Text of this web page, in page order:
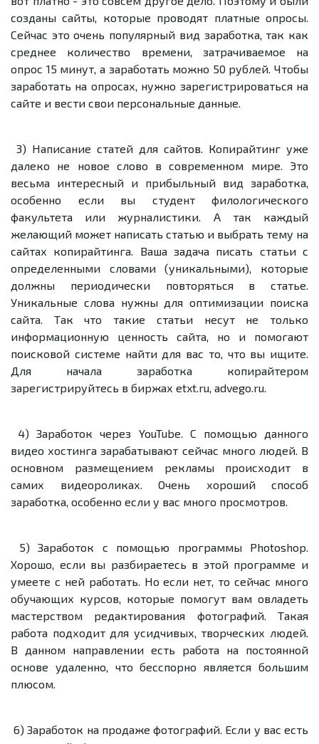
созданы сайты, которые проводят платные опросы.
Сейчас это очень популярный вид заработка, так как
среднее количество времени, затрачиваемое на
опрос 15 минут, а заработать можно 50 рублей. Чтобы
заработать на опросах, нужно зарегистрироваться на
сайте и вести свои персональные данные.
3) Написание статей для сайтов. Копирайтинг уже
далеко не новое слово в современном мире. Это
весьма интересный и прибыльный вид заработка,
особенно если вы студент филологического
факультета или журналистики. А так каждый
желающий может написать статью и выбрать тему на
сайтах копирайтинга. Ваша задача писать статьи с
определенными словами (уникальными), которые
должны периодически повторяться в статье.
Уникальные слова нужны для оптимизации поиска
сайта. Так что такие статьи несут не только
информационную ценность сайта, но и помогают
поисковой системе найти для вас то, что вы ищите.
Для начала заработка копирайтером
зарегистрируйтесь в биржах etxt.ru, advego.ru.
4) Заработок через YouTube. С помощью данного
видео хостинга зарабатывают сейчас много людей. В
основном размещением рекламы происходит в
самих видеороликах. Очень хороший способ
заработка, особенно если у вас много просмотров.
5) Заработок c помощью программы Photoshop.
Хорошо, если вы разбираетесь в этой программе и
умеете с ней работать. Но если нет, то сейчас много
обучающих курсов, которые помогут вам овладеть
мастерством редактирования фотографий. Такая
работа подходит для усидчивых, творческих людей.
В данном направлении есть работа на постоянной
основе удаленно, что бесспорно является большим
плюсом.
6) Заработок на продаже фотографий. Если у вас есть